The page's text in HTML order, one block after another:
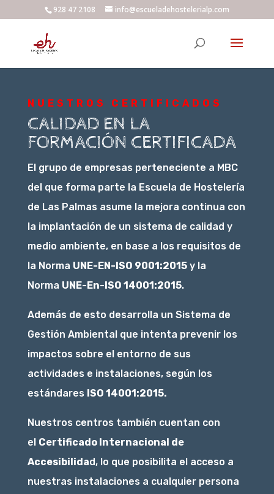
928 47 2108 info@escueladehostelerialp.com
NUESTROS CERTIFICADOS
CALIDAD EN LA
FORMACIÓN CERTIFICADA
El grupo de empresas perteneciente a MBC
del que forma parte la Escuela de Hostelería
de Las Palmas asume la mejora continua con
la implantación de un sistema de calidad y
medio ambiente, en base a los requisitos de
la Norma UNE-EN-ISO 9001:2015y la
Norma UNE-En-ISO 14001:2015.
Además de esto desarrolla un Sistema de
Gestión Ambiental que intenta prevenir los
impactos sobre el entorno de sus
actividades e instalaciones, según los
estándares ISO 14001:2015.
Nuestros centros también cuentan con
el Certificado Internacional de
Accesibilidad, lo que posibilita el acceso a
nuestras instalaciones a cualquier persona